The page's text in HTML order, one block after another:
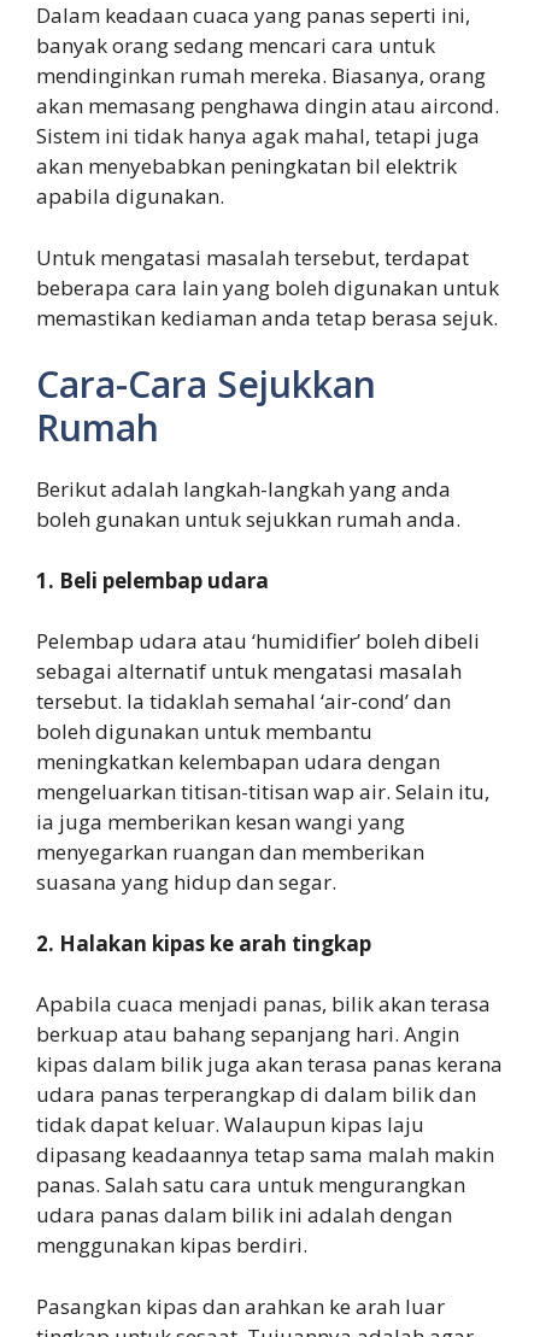
Dalam keadaan cuaca yang panas seperti ini,
banyak orang sedang mencari cara untuk
mendinginkan rumah mereka. Biasanya, orang
akan memasang penghawa dingin atau aircond.
Sistem ini tidak hanya agak mahal, tetapi juga
akan menyebabkan peningkatan bil elektrik
apabila digunakan.
Untuk mengatasi masalah tersebut, terdapat
beberapa cara lain yang boleh digunakan untuk
memastikan kediaman anda tetap berasa sejuk.
Cara-Cara Sejukkan
Rumah
Berikut adalah langkah-langkah yang anda
boleh gunakan untuk sejukkan rumah anda.
1. Beli pelembap udara
Pelembap udara atau ‘humidifier’ boleh dibeli
sebagai alternatif untuk mengatasi masalah
tersebut. Ia tidaklah semahal ‘air-cond’ dan
boleh digunakan untuk membantu
meningkatkan kelembapan udara dengan
mengeluarkan titisan-titisan wap air. Selain itu,
ia juga memberikan kesan wangi yang
menyegarkan ruangan dan memberikan
suasana yang hidup dan segar.
2. Halakan kipas ke arah tingkap
Apabila cuaca menjadi panas, bilik akan terasa
berkuap atau bahang sepanjang hari. Angin
kipas dalam bilik juga akan terasa panas kerana
udara panas terperangkap di dalam bilik dan
tidak dapat keluar. Walaupun kipas laju
dipasang keadaannya tetap sama malah makin
panas. Salah satu cara untuk mengurangkan
udara panas dalam bilik ini adalah dengan
menggunakan kipas berdiri.
Pasangkan kipas dan arahkan ke arah luar